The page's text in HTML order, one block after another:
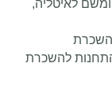
ומשם לאיטליה,
להשכרת